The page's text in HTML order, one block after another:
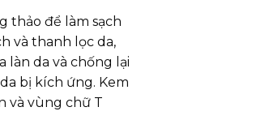
thảo để làm sạch
và thanh lọc da,
làn da và chống lại
bị kích ứng. Kem
và vùng chữ T